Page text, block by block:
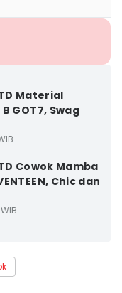
Material
GOT7, Swag
Cowok Mamba
Chic dan